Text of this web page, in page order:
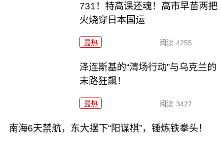
731！特高课还魂！高市早苗两把
火烧穿日本国运
最热 阅读 4255
泽连斯基的“清场行动”与乌克兰的
末路狂飙！
最热 阅读 3427
南海6天禁航，东大摆下“阳谋棋”，锤炼铁拳头！